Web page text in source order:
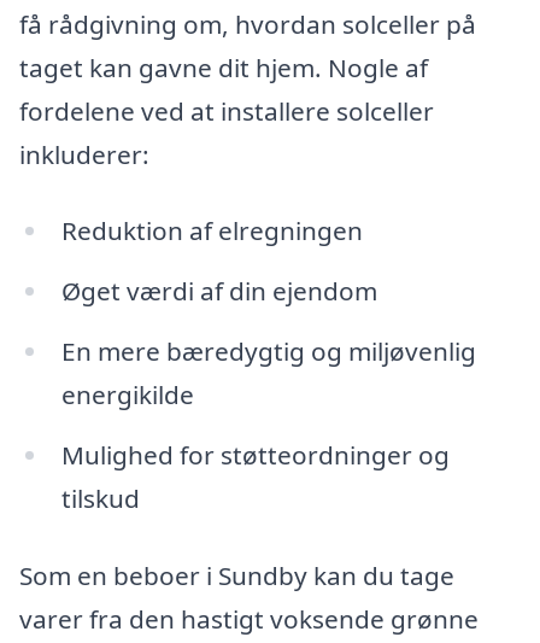
få rådgivning om, hvordan solceller på
taget kan gavne dit hjem. Nogle af
fordelene ved at installere solceller
inkluderer:
Reduktion af elregningen
Øget værdi af din ejendom
En mere bæredygtig og miljøvenlig
energikilde
Mulighed for støtteordninger og
tilskud
Som en beboer i Sundby kan du tage
varer fra den hastigt voksende grønne